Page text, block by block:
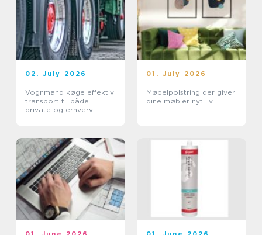
02. July 2026
Vognmand køge effektiv
transport til både
private og erhverv
01. July 2026
Møbelpolstring der giver
dine møbler nyt liv